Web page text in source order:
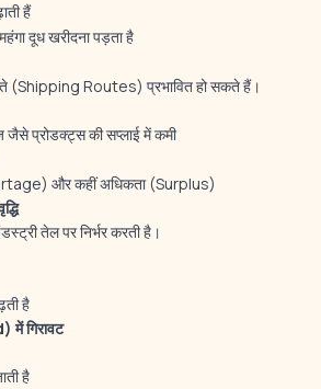
हैं
दूध खरीदना पड़ता है
(Shipping Routes) प्रभावित हो सकते हैं।
प्रोडक्ट्स की सप्लाई में कमी
और कहीं अधिकता (Surplus)
तेल पर निर्भर करती है।
है
में गिरावट
है